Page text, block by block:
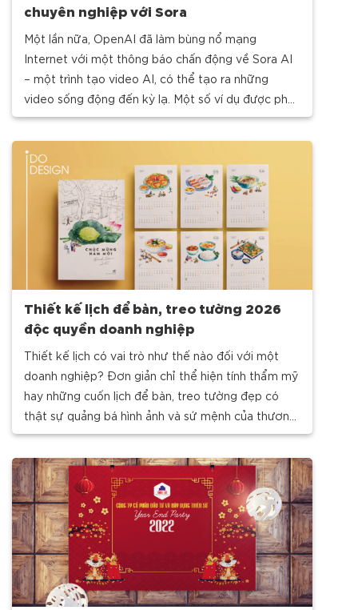
chuyên nghiệp với Sora
Một lần nữa, OpenAI đã làm bùng nổ mạng
Internet với một thông báo chấn động về Sora AI
– một trình tạo video AI, có thể tạo ra những
video sống động đến kỳ lạ. Một số ví dụ được phát
hành đã khó
Thiết kế lịch để bàn, treo tường 2026
độc quyền doanh nghiệp
Thiết kế lịch có vai trò như thế nào đối với một
doanh nghiệp? Đơn giản chỉ thể hiện tính thẩm mỹ
hay những cuốn lịch để bàn, treo tường đẹp có
thật sự quảng bá hình ảnh và sứ mệnh của thương
hiệu? Cùng